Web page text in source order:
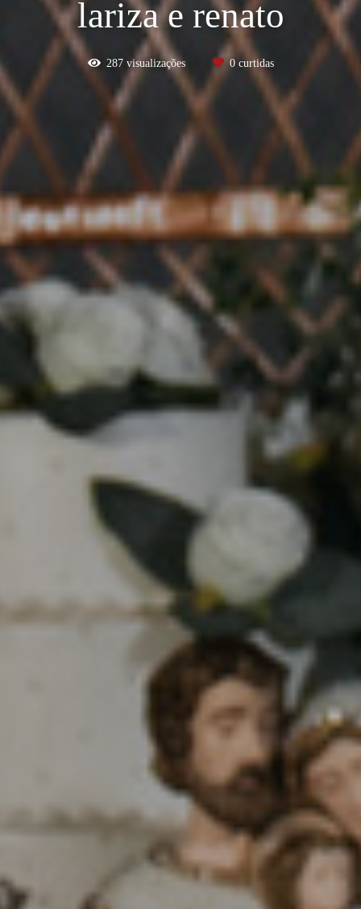
lariza e renato
287visualizações 0curtidas